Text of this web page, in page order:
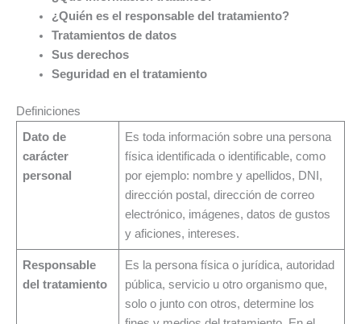
¿Quién es el responsable del tratamiento?
Tratamientos de datos
Sus derechos
Seguridad en el tratamiento
Definiciones
Dato de
carácter
personal
Es toda información sobre una persona
física identificada o identificable, como
por ejemplo: nombre y apellidos, DNI,
dirección postal, dirección de correo
electrónico, imágenes, datos de gustos
y aficiones, intereses.
Responsable
del tratamiento
Es la persona física o jurídica, autoridad
pública, servicio u otro organismo que,
solo o junto con otros, determine los